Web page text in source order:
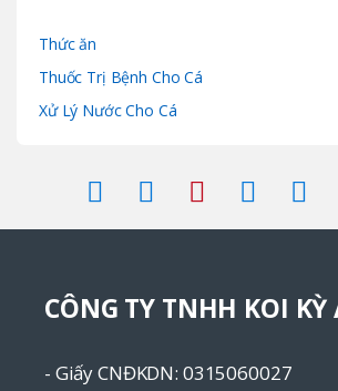
Thức ăn
Thuốc Trị Bệnh Cho Cá
Xử Lý Nước Cho Cá
CÔNG TY TNHH KOI KỲ
- Giấy CNĐKDN: 0315060027